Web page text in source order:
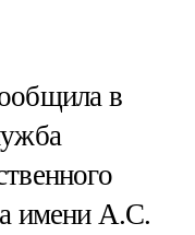
в
имени А.С.